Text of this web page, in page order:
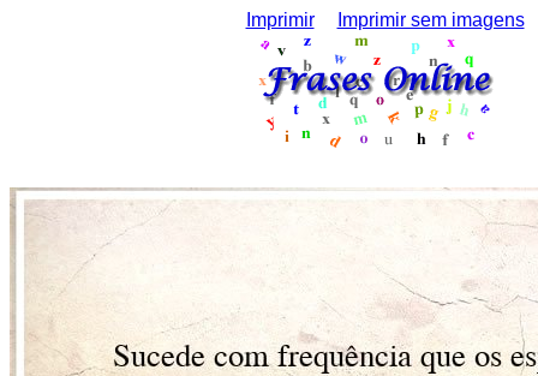
Imprimir Imprimir sem imagens